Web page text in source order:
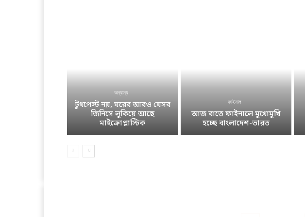
অন্যান্য
টুথপেস্ট নয়, ঘরের আরও যেসব
জিনিসে লুকিয়ে আছে
মাইক্রোপ্লাস্টিক
ফাইনাল
আজ রাতে ফাইনালে মুখোমুখি
হচ্ছে বাংলাদেশ-ভারত